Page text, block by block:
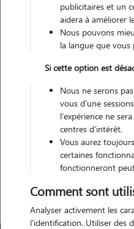
Pas encore de
Toutes nos
Tous les
Tous les
publicitaires et un
aidera à améliorer
Nous pouvons
la langue que vous
Si cette option est
Nous ne serons
vous d'une
l'expérience ne
centres d'intérêt.
Vous aurez
certaines
fonctionneront
Comment sont
Analyser activement les
l'identification. Utiliser des